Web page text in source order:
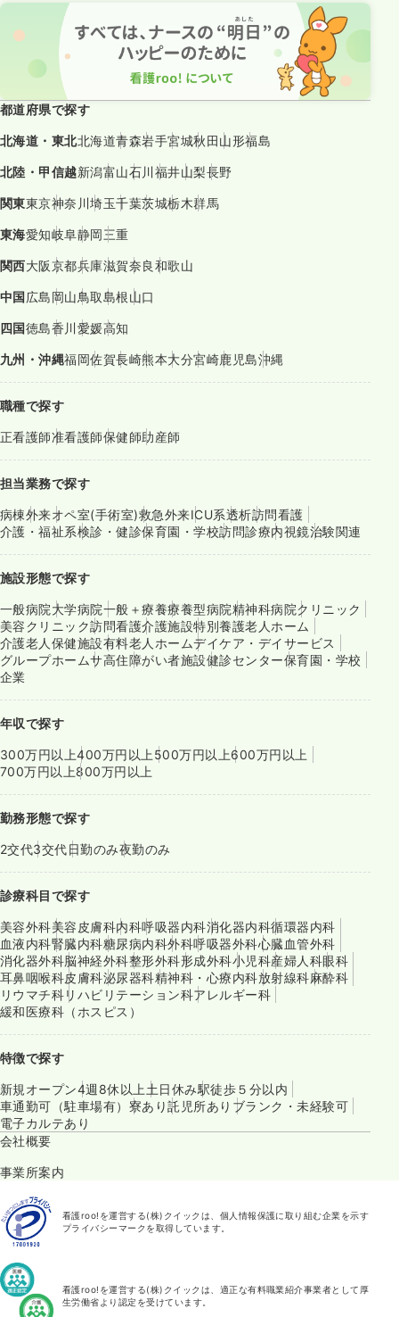
都道府県で探す
北海道・東北北海道青森岩手宮城秋田山形福島
北陸・甲信越新潟富山石川福井山梨長野
関東東京神奈川埼玉千葉茨城栃木群馬
東海愛知岐阜静岡三重
関西大阪京都兵庫滋賀奈良和歌山
中国広島岡山鳥取島根山口
四国徳島香川愛媛高知
九州・沖縄福岡佐賀長崎熊本大分宮崎鹿児島沖縄
職種で探す
正看護師准看護師保健師助産師
担当業務で探す
病棟外来オペ室(手術室)救急外来ICU系透析訪問看護
介護・福祉系検診・健診保育園・学校訪問診療内視鏡治験関連
施設形態で探す
一般病院大学病院一般＋療養療養型病院精神科病院クリニック
美容クリニック訪問看護介護施設特別養護老人ホーム
介護老人保健施設有料老人ホームデイケア・デイサービス
グループホームサ高住障がい者施設健診センター保育園・学校
企業
年収で探す
300万円以上400万円以上 500万円以上600万円以上
700万円以上800万円以上
勤務形態で探す
2交代3交代日勤のみ夜勤のみ
診療科目で探す
美容外科美容皮膚科内科呼吸器内科消化器内科循環器内科
血液内科腎臓内科糖尿病内科外科呼吸器外科心臓血管外科
消化器外科脳神経外科整形外科形成外科小児科産婦人科眼科
耳鼻咽喉科皮膚科泌尿器科精神科・心療内科放射線科麻酔科
リウマチ科リハビリテーション科アレルギー科
緩和医療科（ホスピス）
特徴で探す
新規オープン4週8休以上 土日休み駅徒歩５分以内
車通勤可（駐車場有） 寮あり託児所あり ブランク・未経験可
電子カルテあり
会社概要
事業所案内
看護roo!を運営する(株)クイックは、個人情報保護に取り組む企業を示す
プライバシーマークを取得しています。
看護roo!を運営する(株)クイックは、適正な有料職業紹介事業者として厚
生労働省より認定を受けています。